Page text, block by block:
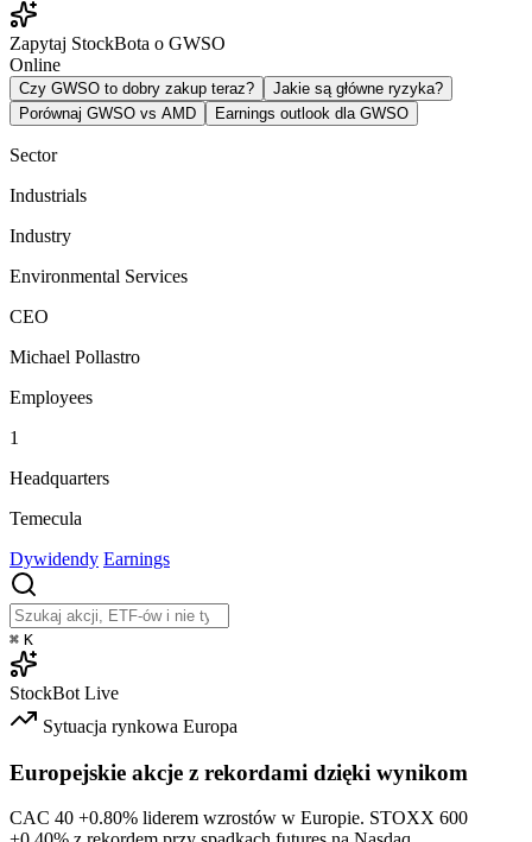
Zapytaj StockBota o GWSO
Online
Czy GWSO to dobry zakup teraz?
Jakie są główne ryzyka?
Porównaj GWSO vs AMD
Earnings outlook dla GWSO
Sector
Industrials
Industry
Environmental Services
CEO
Michael Pollastro
Employees
1
Headquarters
Temecula
Dywidendy Earnings
⌘ K
StockBot Live
Sytuacja rynkowa Europa
Europejskie akcje z rekordami dzięki wynikom
CAC 40 +0.80% liderem wzrostów w Europie. STOXX 600